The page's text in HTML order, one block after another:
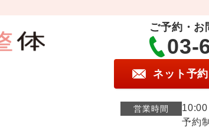
ご予約・お
03-
ネット予約
営業時間
予約